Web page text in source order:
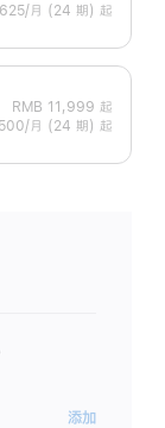
月 (24 期) 起
RMB 11,999 起
月 (24 期) 起
添加